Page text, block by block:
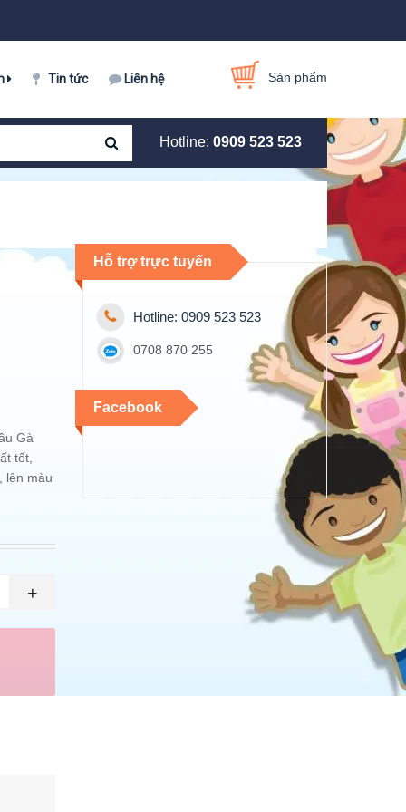
Tin tức Liên hệ Sản phẩm
Hotline: 0909 523 523
Gà
tốt,
lên màu
+
Hỗ trợ trực tuyến
Hotline: 0909 523 523
0708 870 255
Facebook